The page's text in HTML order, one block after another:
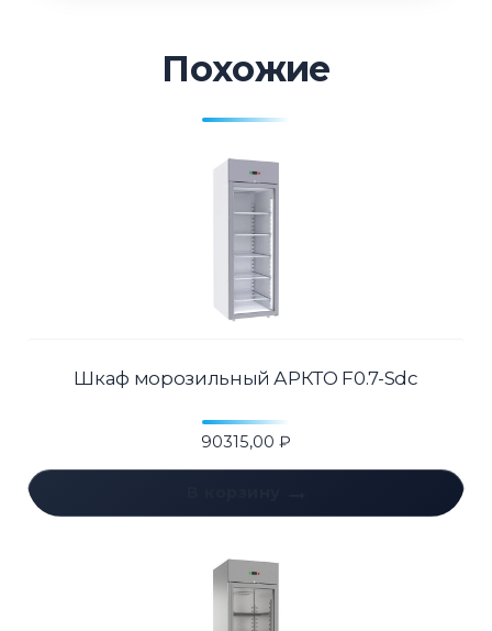
Похожие
Шкаф морозильный АРКТО F0.7-Sdc
90315,00 ₽